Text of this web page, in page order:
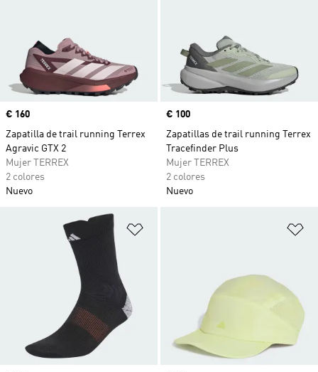
Precio
€ 160
Zapatilla de trail running Terrex
Agravic GTX 2
Mujer TERREX
2 colores
Nuevo
Precio
€ 100
Zapatillas de trail running Terrex
Tracefinder Plus
Mujer TERREX
2 colores
Nuevo